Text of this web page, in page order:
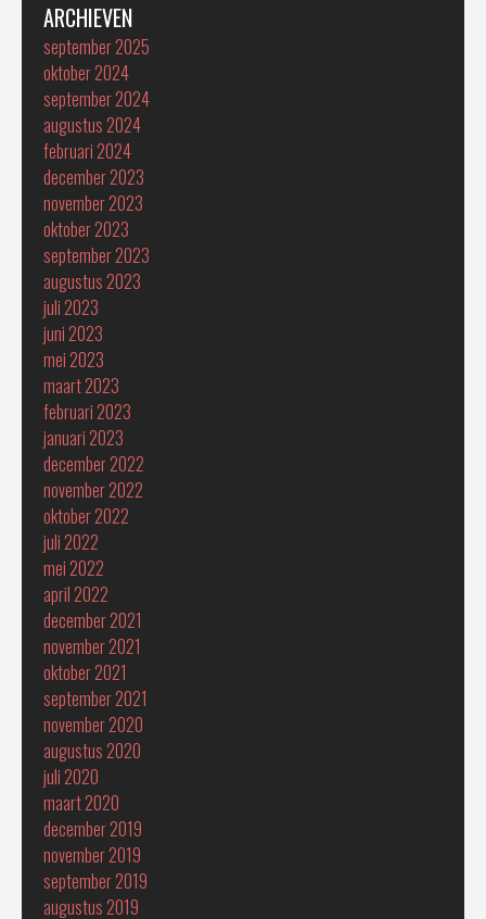
ARCHIEVEN
september 2025
oktober 2024
september 2024
augustus 2024
februari 2024
december 2023
november 2023
oktober 2023
september 2023
augustus 2023
juli 2023
juni 2023
mei 2023
maart 2023
februari 2023
januari 2023
december 2022
november 2022
oktober 2022
juli 2022
mei 2022
april 2022
december 2021
november 2021
oktober 2021
september 2021
november 2020
augustus 2020
juli 2020
maart 2020
december 2019
november 2019
september 2019
augustus 2019